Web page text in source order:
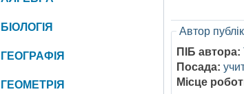
Автор
ПІБ автора:
Посада:
Місце
БІОЛОГІЯ
ГЕОГРАФІЯ
ГЕОМЕТРІЯ